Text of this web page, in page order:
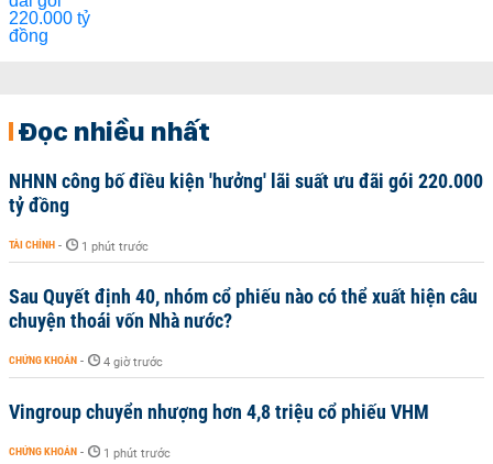
Đọc nhiều nhất
NHNN công bố điều kiện 'hưởng' lãi suất ưu đãi gói 220.000
tỷ đồng
TÀI CHÍNH - 1 phút trước
Sau Quyết định 40, nhóm cổ phiếu nào có thể xuất hiện câu
chuyện thoái vốn Nhà nước?
CHỨNG KHOÁN - 4 giờ trước
Vingroup chuyển nhượng hơn 4,8 triệu cổ phiếu VHM
CHỨNG KHOÁN - 1 phút trước